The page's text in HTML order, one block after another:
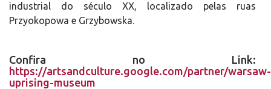
industrial do século XX, localizado pelas ruas
Przyokopowa e Grzybowska.
Confira no Link:
https://artsandculture.google.com/partner/warsaw-
uprising-museum